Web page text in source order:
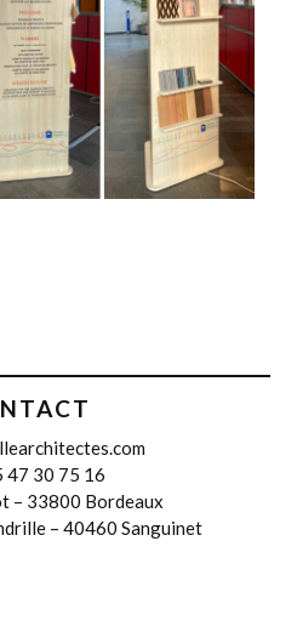
47 30 75 16
– 33800 Bordeaux
– 40460 Sanguinet